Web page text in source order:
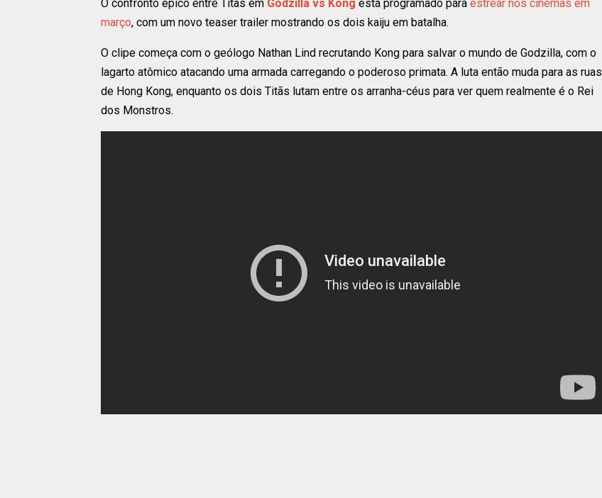
O confronto épico entre Titãs em Godzilla vs Kong está programado para estrear nos cinemas em
março, com um novo teaser trailer mostrando os dois kaiju em batalha.
O clipe começa com o geólogo Nathan Lind recrutando Kong para salvar o mundo de Godzilla, com o
lagarto atômico atacando uma armada carregando o poderoso primata. A luta então muda para as ruas
de Hong Kong, enquanto os dois Titãs lutam entre os arranha-céus para ver quem realmente é o Rei
dos Monstros.